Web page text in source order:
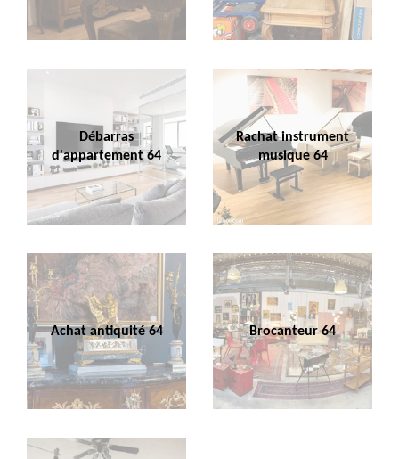
Débarras
d'appartement 64
Rachat instrument
musique 64
Achat antiquité 64 Brocanteur 64